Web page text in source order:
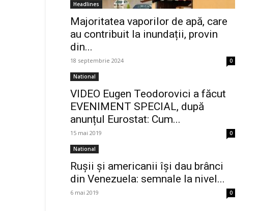
Headlines
Majoritatea vaporilor de apă, care
au contribuit la inundații, provin
din...
18 septembrie 2024 0
National
VIDEO Eugen Teodorovici a făcut
EVENIMENT SPECIAL, după
anunțul Eurostat: Cum...
15 mai 2019 0
National
Rușii și americanii își dau brânci
din Venezuela: semnale la nivel...
6 mai 2019 0